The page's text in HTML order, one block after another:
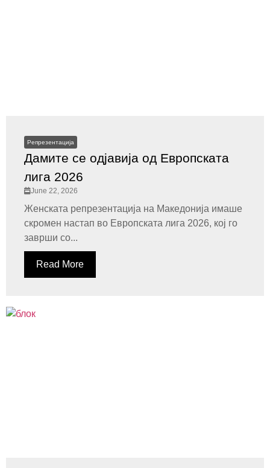
Репрезентација
Дамите се одјавија од Европската
лига 2026
June 22, 2026
Женската репрезентација на Македонија имаше
скромен настап во Европската лига 2026, кој го
заврши со...
Read More